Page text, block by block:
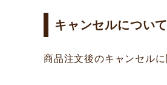
キャンセルについて
商品注文後のキャンセル